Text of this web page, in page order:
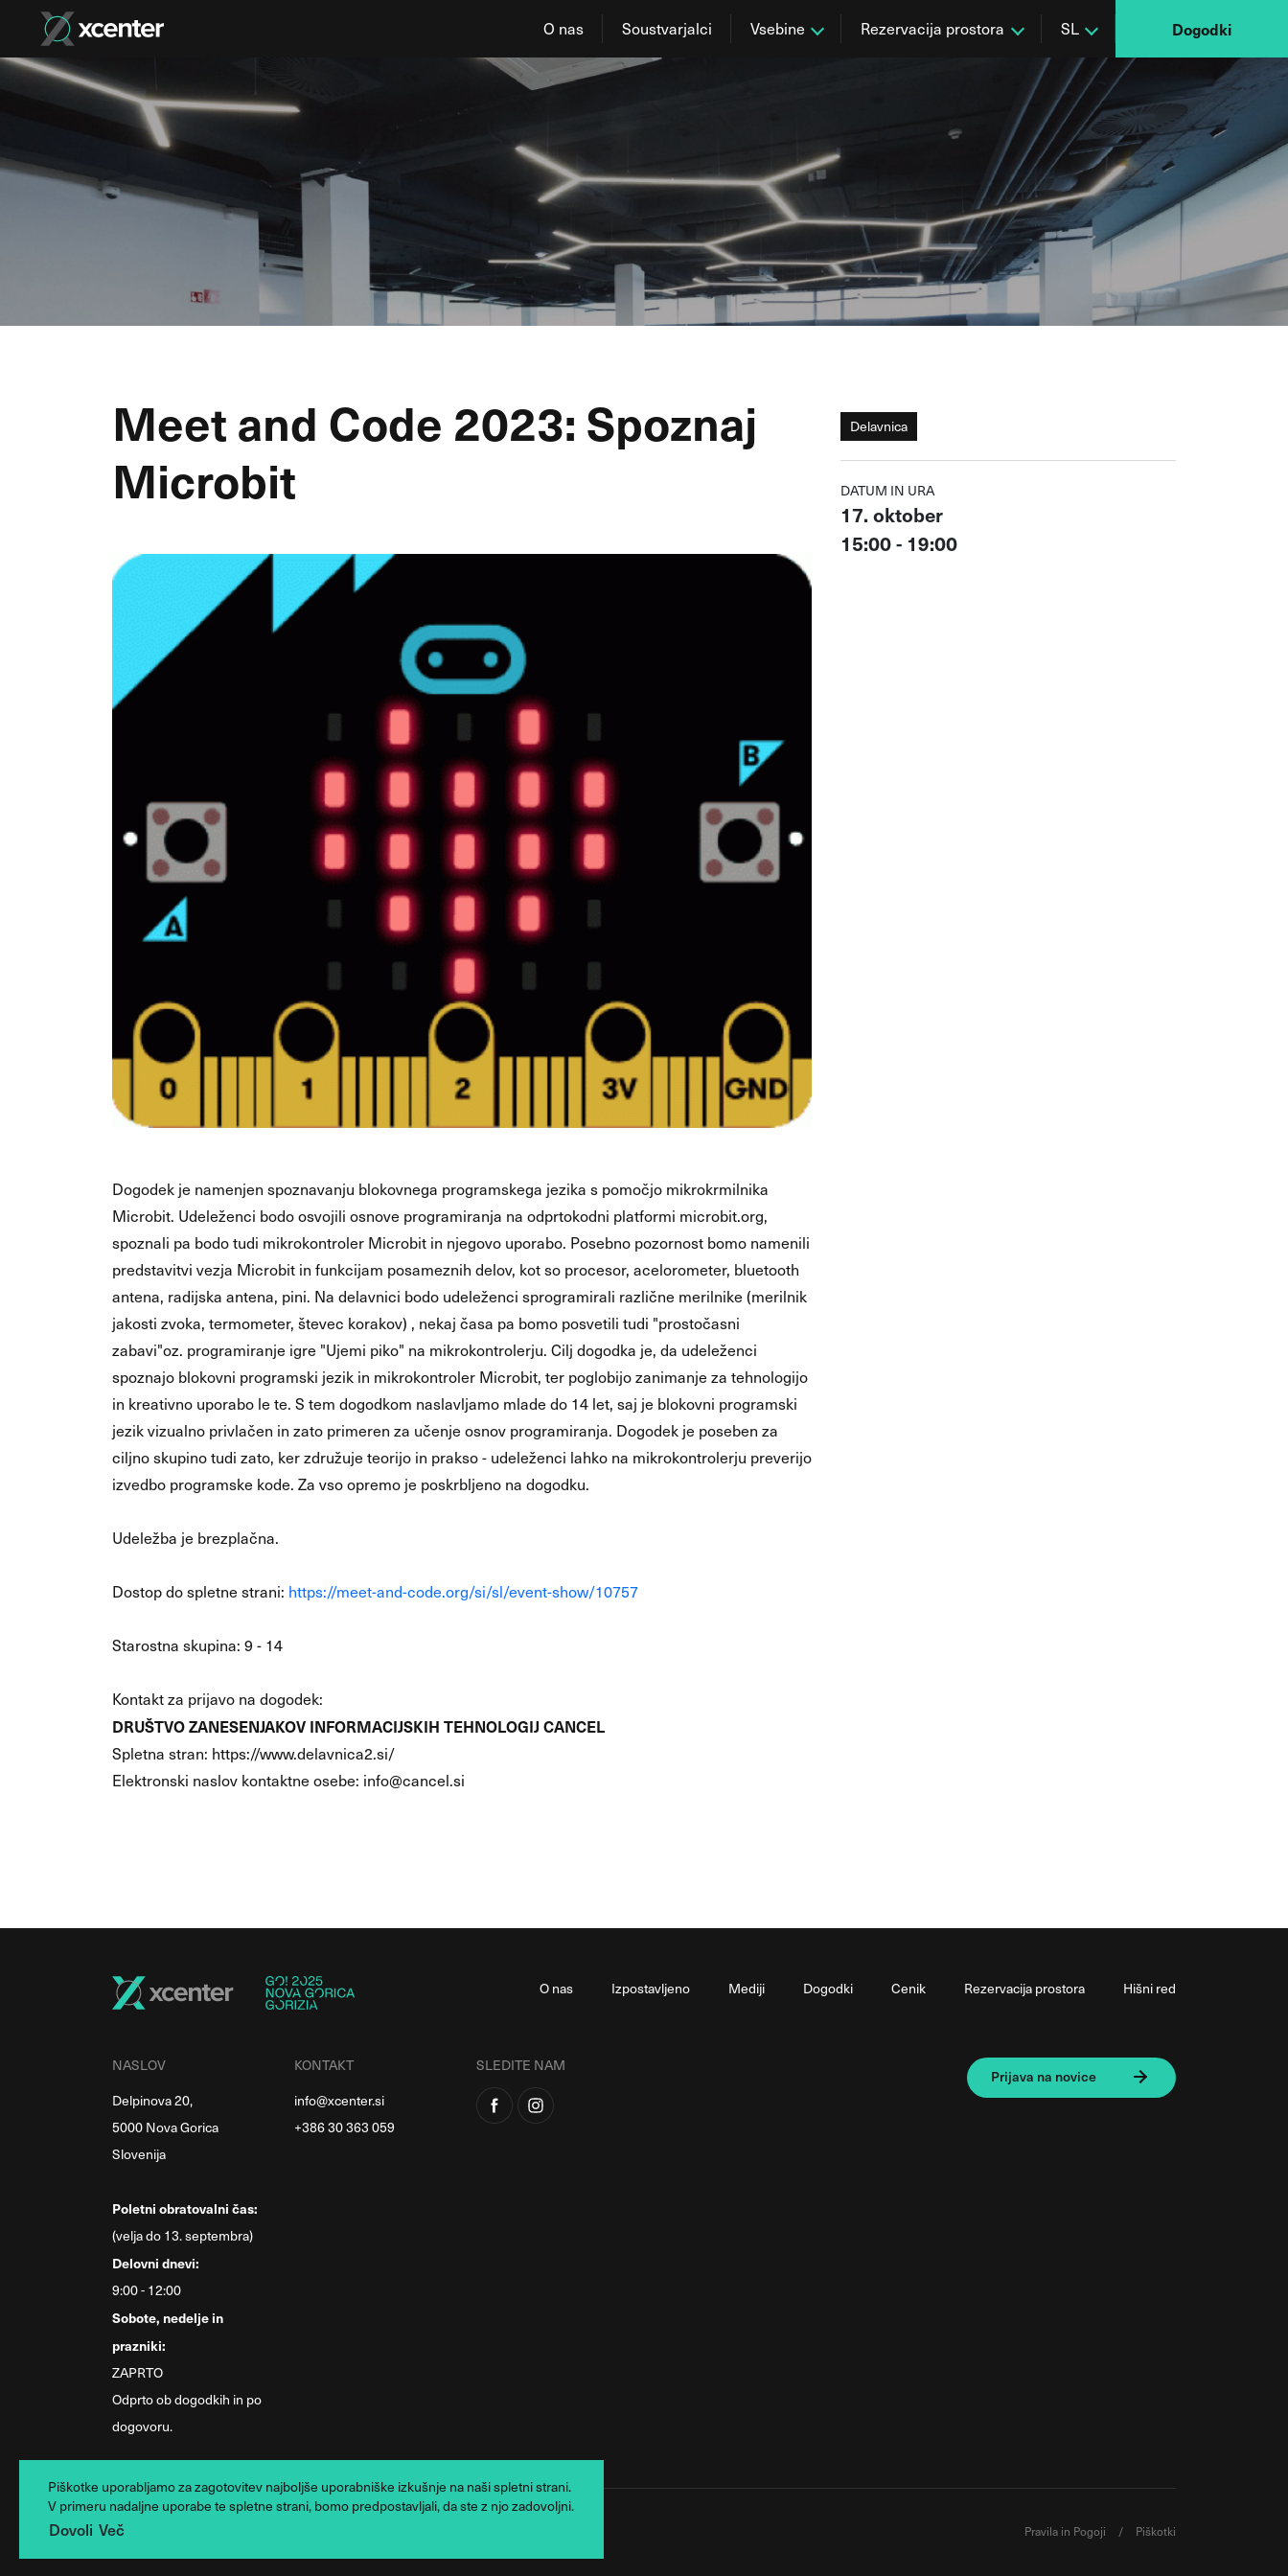
O nas Soustvarjalci Vsebine Rezervacija prostora SL Dogodki
Meet and Code 2023: Spoznaj
Microbit
Dogodek je namenjen spoznavanju blokovnega programskega jezika s pomočjo mikrokrmilnika
Microbit. Udeleženci bodo osvojili osnove programiranja na odprtokodni platformi microbit.org,
spoznali pa bodo tudi mikrokontroler Microbit in njegovo uporabo. Posebno pozornost bomo namenili
predstavitvi vezja Microbit in funkcijam posameznih delov, kot so procesor, acelorometer, bluetooth
antena, radijska antena, pini. Na delavnici bodo udeleženci sprogramirali različne merilnike (merilnik
jakosti zvoka, termometer, števec korakov) , nekaj časa pa bomo posvetili tudi "prostočasni
zabavi"oz. programiranje igre "Ujemi piko" na mikrokontrolerju. Cilj dogodka je, da udeleženci
spoznajo blokovni programski jezik in mikrokontroler Microbit, ter poglobijo zanimanje za tehnologijo
in kreativno uporabo le te. S tem dogodkom naslavljamo mlade do 14 let, saj je blokovni programski
jezik vizualno privlačen in zato primeren za učenje osnov programiranja. Dogodek je poseben za
ciljno skupino tudi zato, ker združuje teorijo in prakso - udeleženci lahko na mikrokontrolerju preverijo
izvedbo programske kode. Za vso opremo je poskrbljeno na dogodku.
Udeležba je brezplačna.
Dostop do spletne strani: https://meet-and-code.org/si/sl/event-show/10757
Starostna skupina: 9 - 14
Kontakt za prijavo na dogodek:
DRUŠTVO ZANESENJAKOV INFORMACIJSKIH TEHNOLOGIJ CANCEL
Spletna stran: https://www.delavnica2.si/
Elektronski naslov kontaktne osebe: info@cancel.si
Delavnica
DATUM IN URA
17. oktober
15:00 - 19:00
O nas Izpostavljeno Mediji Dogodki Cenik Rezervacija prostora Hišni red
NASLOV
Delpinova 20,
5000 Nova Gorica
Slovenija
Poletni obratovalni čas:
(velja do 13. septembra)
Delovni dnevi:
9:00 - 12:00
Sobote, nedelje in
prazniki:
ZAPRTO
Odprto ob dogodkih in po
dogovoru.
KONTAKT
info@xcenter.si
+386 30 363 059
SLEDITE NAM
Prijava na novice
© 2026 Xcenter. All rights reserved. Oblikovanje in razvoj: Business Solutions Pravila in Pogoji / Piškotki
Piškotke uporabljamo za zagotovitev najboljše uporabniške izkušnje na naši spletni strani.
V primeru nadaljne uporabe te spletne strani, bomo predpostavljali, da ste z njo zadovoljni.
Dovoli Več